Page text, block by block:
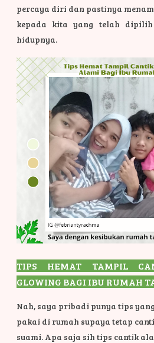
percaya diri dan pastinya
kepada kita yang telah dipilih
hidupnya.
TIPS HEMAT TAMPIL
GLOWING BAGI IBU RUMAH
Nah, saya pribadi punya tips
pakai di rumah supaya tetap
suami. Apa saja sih tips cantik